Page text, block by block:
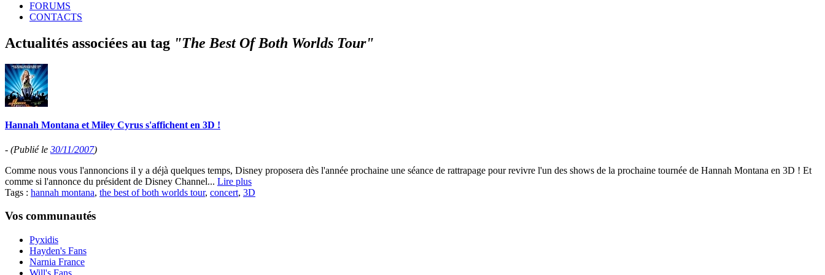
FORUMS
CONTACTS
Actualités associées au tag "The Best Of Both Worlds Tour"
Hannah Montana et Miley Cyrus s'affichent en 3D !
- (Publié le 30/11/2007)
Comme nous vous l'annoncions il y a déjà quelques temps, Disney proposera dès l'année prochaine une séance de rattrapage pour revivre l'un des shows de la prochaine tournée de Hannah Montana en 3D ! Et
comme si l'annonce du président de Disney Channel... Lire plus
Tags : hannah montana, the best of both worlds tour, concert, 3D
Vos communautés
Pyxidis
Hayden's Fans
Narnia France
Will's Fans